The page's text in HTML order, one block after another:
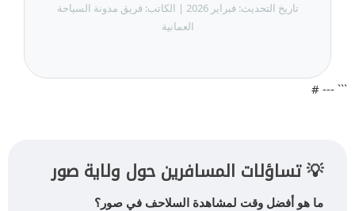
تاريخ التحديث: فبراير 2026 | الكاتب: فريق مدونة السياحة
العمانية
``` --- #
💡 تساؤلات المسافرين حول ولاية صور
ما هو أفضل وقت لمشاهدة السلاحف في صور؟